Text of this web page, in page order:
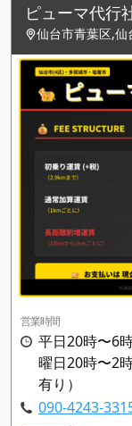
ピューマ代行
仙台市青葉区,
営業時間
平日20時〜6
曜日20時〜2
有り）
090-4243-